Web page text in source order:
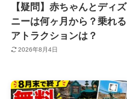
【疑問】赤ちゃんとディズ
ニーは何ヶ月から？乗れる
アトラクションは？
2026年8月4日